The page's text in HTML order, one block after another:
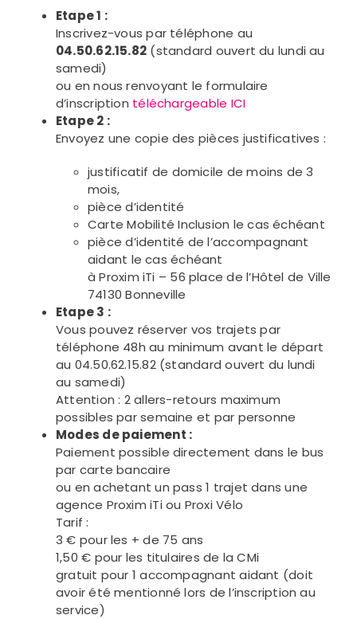
Etape 1 :
Inscrivez-vous par téléphone au
04.50.62.15.82 (standard ouvert du lundi au
samedi)
ou en nous renvoyant le formulaire
d’inscription téléchargeable ICI
Etape 2 :
Envoyez une copie des pièces justificatives :
justificatif de domicile de moins de 3
mois,
pièce d’identité
Carte Mobilité Inclusion le cas échéant
pièce d’identité de l’accompagnant
aidant le cas échéant
à Proxim iTi – 56 place de l’Hôtel de Ville
74130 Bonneville
Etape 3 :
Vous pouvez réserver vos trajets par
téléphone 48h au minimum avant le départ
au 04.50.62.15.82 (standard ouvert du lundi
au samedi)
Attention : 2 allers-retours maximum
possibles par semaine et par personne
Modes de paiement :
Paiement possible directement dans le bus
par carte bancaire
ou en achetant un pass 1 trajet dans une
agence Proxim iTi ou Proxi Vélo
Tarif :
3 € pour les + de 75 ans
1,50 € pour les titulaires de la CMi
gratuit pour 1 accompagnant aidant (doit
avoir été mentionné lors de l’inscription au
service)